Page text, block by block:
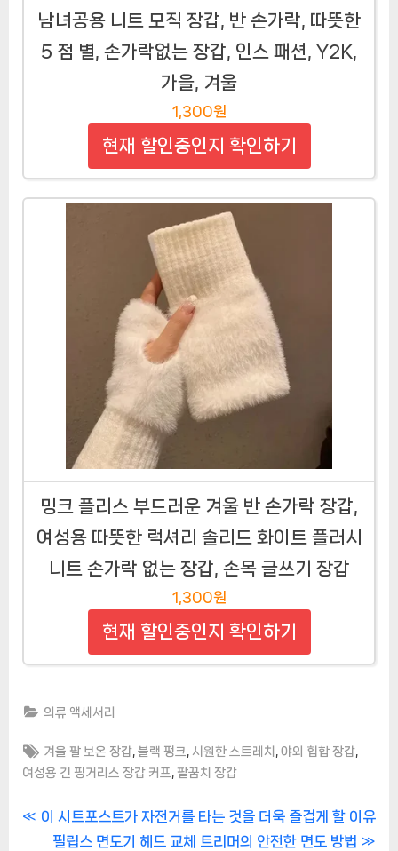
남녀공용 니트 모직 장갑, 반 손가락, 따뜻한
5 점 별, 손가락없는 장갑, 인스 패션, Y2K,
가을, 겨울
1,300원
현재 할인중인지 확인하기
밍크 플리스 부드러운 겨울 반 손가락 장갑,
여성용 따뜻한 럭셔리 솔리드 화이트 플러시
니트 손가락 없는 장갑, 손목 글쓰기 장갑
1,300원
현재 할인중인지 확인하기
의류 액세서리
Tags:
겨울 팔 보온 장갑 ,블랙 펑크 시원한 스트레치 ,야외 힙합 장갑
여성용 긴 핑거리스 장갑 커프 팔꿈치 장갑
글P
이 시트포스트가 자전거를 타는 것을 더욱 즐겁게 할 이유
N
필립스 면도기 헤드 교체 트리머의 안전한 면도 방법